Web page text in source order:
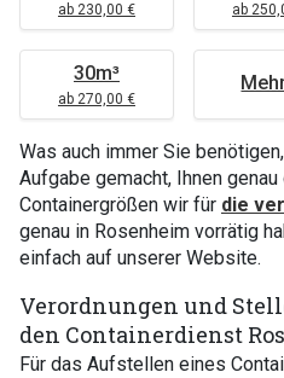
ab 230,00 € ab
30m³
ab 270,00 €
Was auch immer Sie
Aufgabe gemacht, Ihnen
Containergrößen wir für die
genau in Rosenheim vorrätig
einfach auf unserer Website.
Verordnungen und
den Containerdienst
Für das Aufstellen eines